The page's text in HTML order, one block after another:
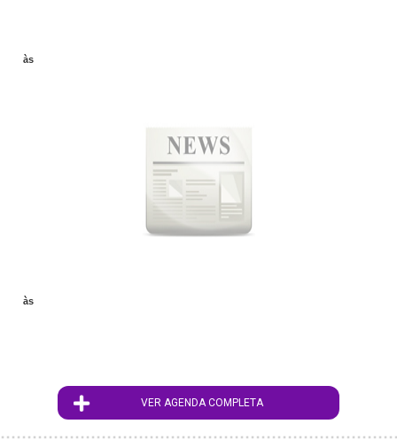
às
às
VER AGENDA COMPLETA